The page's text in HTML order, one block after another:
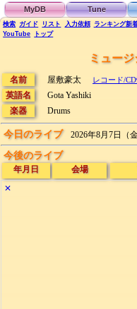
MyDB Tune
検索 ガイド リスト 入力依頼 ランキング新
YouTube
トップ
ミュー
名前 屋敷豪太 レコード/
英語名
Gota Yashiki
楽器
Drums
今日のライブ 2026年8月7日（金
今後のライブ
年月日 会場
✕